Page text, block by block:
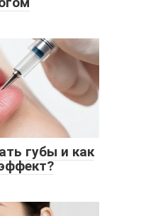
губы и как